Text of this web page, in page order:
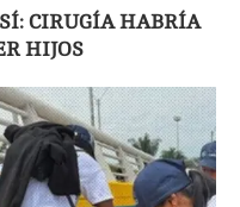
CIRUGÍA HABRÍA
HIJOS